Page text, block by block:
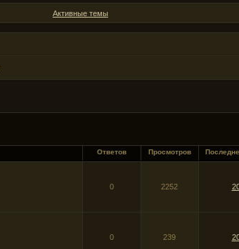
Активные темы
Ответов Просмотров
0
2252
0
239